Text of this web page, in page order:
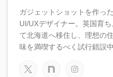
ガジェットショットを作っ
UI/UXデザイナー。英国育
て北海道へ移住し、理想の
味を満喫するべく試行錯誤中